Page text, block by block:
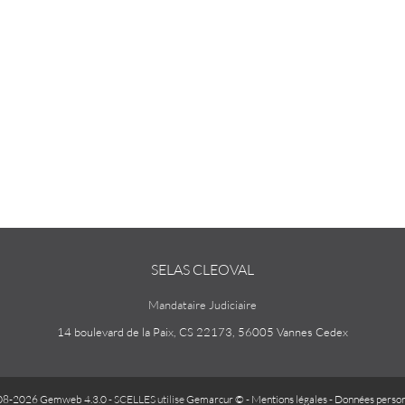
SELAS CLEOVAL
Mandataire Judiciaire
14 boulevard de la Paix, CS 22173, 56005 Vannes Cedex
2026 Gemweb 4.3.0- SCELLES utiliseGemarcur © - Mentions légales- Données